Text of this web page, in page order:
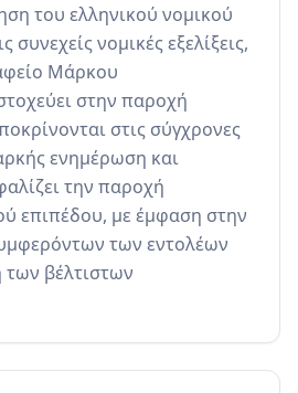
του ελληνικού νομικού
συνεχείς νομικές εξελίξεις,
Μάρκου
στην παροχή
στις σύγχρονες
ενημέρωση και
την παροχή
επιπέδου, με έμφαση στην
των εντολέων
των βέλτιστων